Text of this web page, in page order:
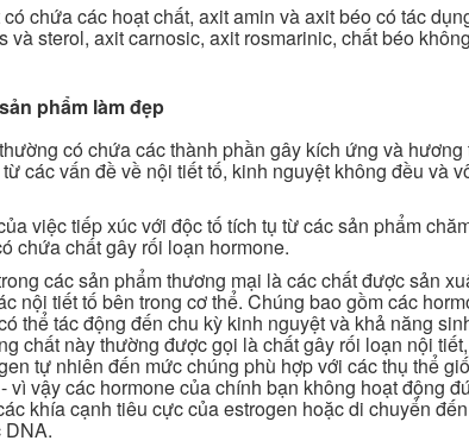
chứa các hoạt chất, axit amin và axit béo có tác
sterol, axit carnosic, axit rosmarinic, chất béo
phẩm làm đẹp
có chứa các thành phần gây kích ứng và
các vấn đề về nội tiết tố, kinh nguyệt không đều và
việc tiếp xúc với độc tố tích tụ từ các sản phẩm
chứa chất gây rối loạn hormone.
các sản phẩm thương mại là các chất được sản
nội tiết tố bên trong cơ thể. Chúng bao gồm các
thể tác động đến chu kỳ kinh nguyệt và khả năng
chất này thường được gọi là chất gây rối loạn nội
tự nhiên đến mức chúng phù hợp với các thụ thể
vậy các hormone của chính bạn không hoạt động
khía cạnh tiêu cực của estrogen hoặc di chuyển
DNA.